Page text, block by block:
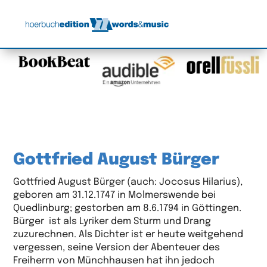
Gottfried August Bürger
Gottfried August Bürger (auch: Jocosus Hilarius),
geboren am 31.12.1747 in Molmerswende bei
Quedlinburg; gestorben am 8.6.1794 in Göttingen.
Bürger ist als Lyriker dem Sturm und Drang
zuzurechnen. Als Dichter ist er heute weitgehend
vergessen, seine Version der Abenteuer des
Freiherrn von Münchhausen hat ihn jedoch